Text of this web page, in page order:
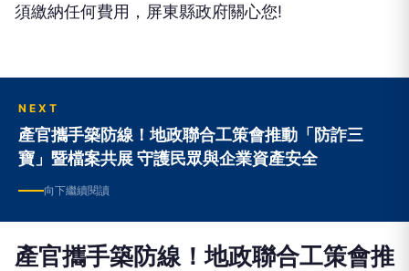
須繳納任何費用，屏東縣政府關心您!
NEXT
產官攜手築防線！地政聯合工策會推動「防詐三
寶」暨檔案共展 守護民眾與企業資產安全
向下繼續閱讀
產官攜手築防線！地政聯合工策會推